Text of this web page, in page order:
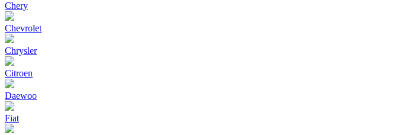
Chery
Chevrolet
Chrysler
Citroen
Daewoo
Fiat